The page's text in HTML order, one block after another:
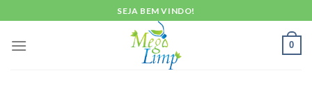
to
content
SEJA BEM VINDO!
0